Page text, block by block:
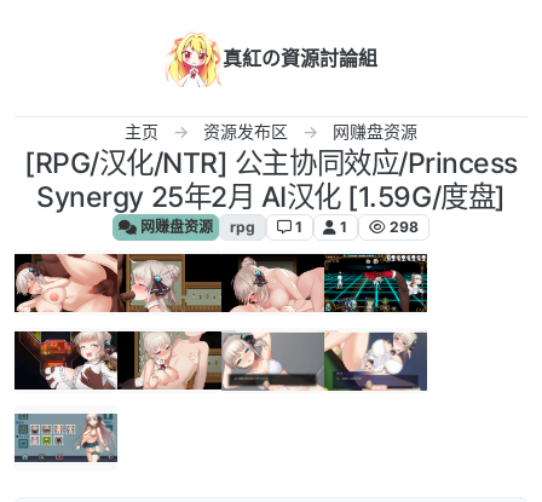
真紅の資源討論組
主页 资源发布区 网赚盘资源
[RPG/汉化/NTR] 公主协同效应/Princess
Synergy 25年2月 AI汉化 [1.59G/度盘]
网赚盘资源 rpg 1 1 298